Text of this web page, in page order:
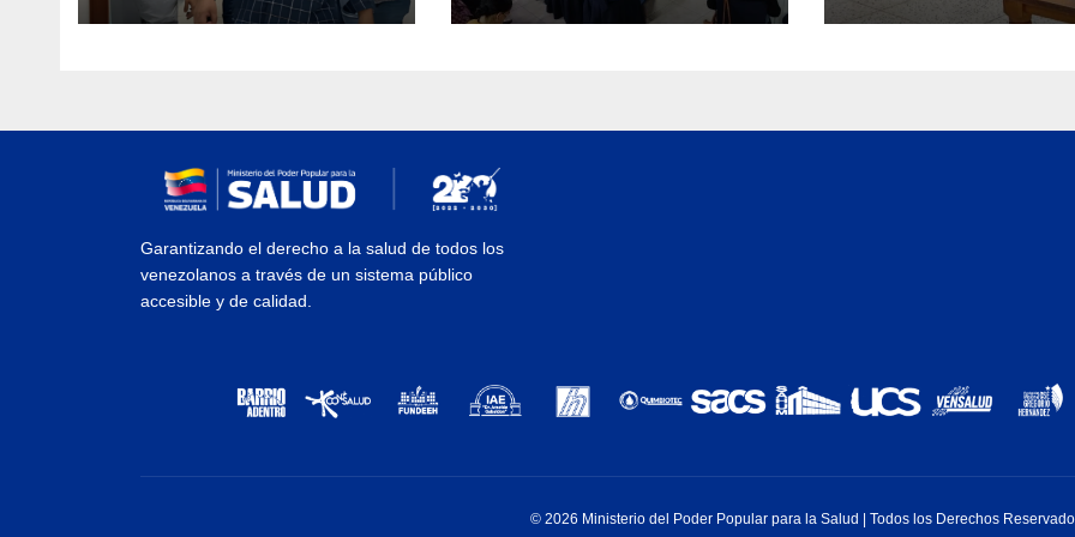
Yaracuy
Garantizando el derecho a la salud de todos los
venezolanos a través de un sistema público
accesible y de calidad.
© 2026 Ministerio del Poder Popular para la Salud | Todos los Derechos